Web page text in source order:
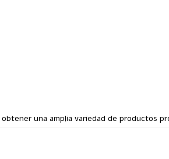
una amplia variedad de